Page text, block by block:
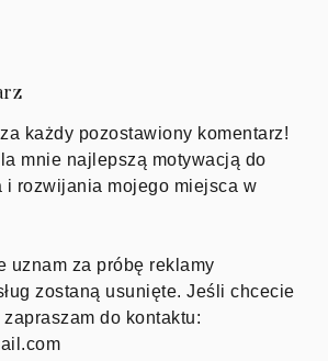
każdy pozostawiony komentarz!
mnie najlepszą motywacją do
i rozwijania mojego miejsca w
uznam za próbę reklamy
zostaną usunięte. Jeśli chcecie
do kontaktu: